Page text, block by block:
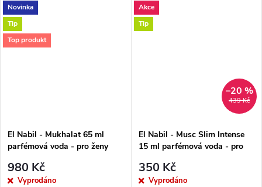
kořeněným tónům s
přítomností zázvoru v srdci.
Novinka
Tip
Top produkt
El Nabil - Mukhalat 65 ml
parfémová voda - pro ženy
980 Kč
Vyprodáno
Akce
Tip
439 Kč
–20 %
El Nabil - Musc Slim Intense
15 ml parfémová voda - pro
poškozená krabička
350 Kč
Vyprodáno